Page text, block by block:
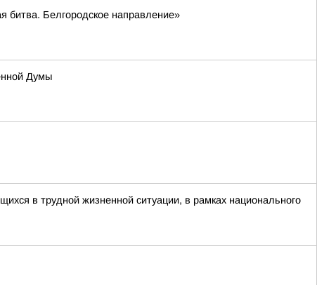
битва. Белгородское направление»
Думы
в трудной жизненной ситуации, в рамках национального